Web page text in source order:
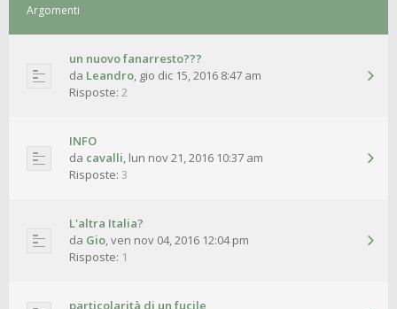
Argomenti
un nuovo fanarresto???
da Leandro, gio dic 15, 2016 8:47 am
Risposte: 2
INFO
da cavalli, lun nov 21, 2016 10:37 am
Risposte: 3
L'altra Italia?
da Gio,ven nov 04, 2016 12:04 pm
Risposte: 1
particolarità di un fucile